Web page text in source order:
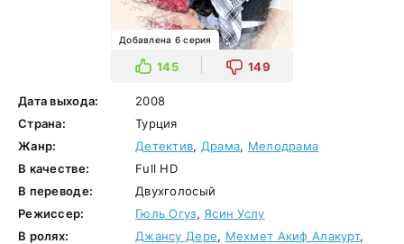
Добавлена 6 серия
145 149
Дата выхода:
2008
Страна:
Турция
Жанр:
Детектив, Драма, Мелодрама
В качестве:
Full HD
В переводе:
Двухголосый
Режиссер:
Гюль Огуз, Ясин Услу
В ролях:
Джансу Дере, Мехмет Акиф Алакурт,